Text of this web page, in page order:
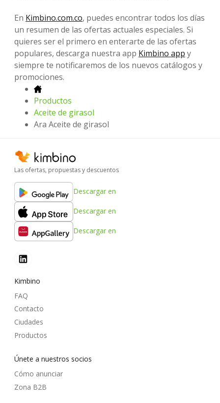
En Kimbino.com.co, puedes encontrar todos los días
un resumen de las ofertas actuales especiales. Si
quieres ser el primero en enterarte de las ofertas
populares, descarga nuestra app Kimbino app y
siempre te notificaremos de los nuevos catálogos y
promociones.
Productos
Aceite de girasol
Ara Aceite de girasol
Las ofertas, propuestas y descuentos
Descargar en
Descargar en
Descargar en
Kimbino
FAQ
Contacto
Ciudades
Productos
Únete a nuestros socios
Cómo anunciar
Zona B2B